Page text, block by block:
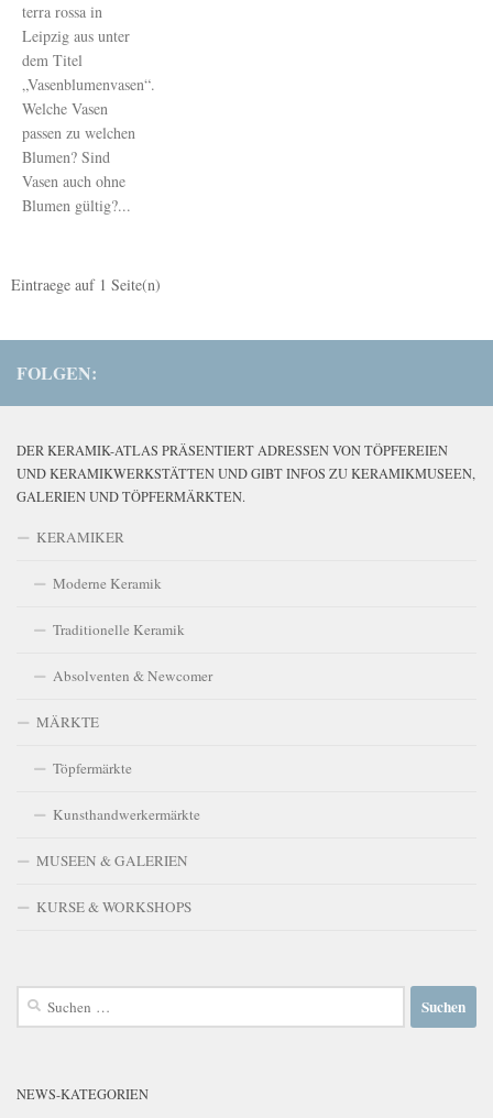
terra rossa in
Leipzig aus unter
dem Titel
„Vasenblumenvasen“.
Welche Vasen
passen zu welchen
Blumen? Sind
Vasen auch ohne
Blumen gültig?...
Eintraege auf 1 Seite(n)
FOLGEN:
DER KERAMIK-ATLAS PRÄSENTIERT ADRESSEN VON TÖPFEREIEN
UND KERAMIKWERKSTÄTTEN UND GIBT INFOS ZU KERAMIKMUSEEN,
GALERIEN UND TÖPFERMÄRKTEN.
KERAMIKER
Moderne Keramik
Traditionelle Keramik
Absolventen & Newcomer
MÄRKTE
Töpfermärkte
Kunsthandwerkermärkte
MUSEEN & GALERIEN
KURSE & WORKSHOPS
Suchen
NEWS-KATEGORIEN